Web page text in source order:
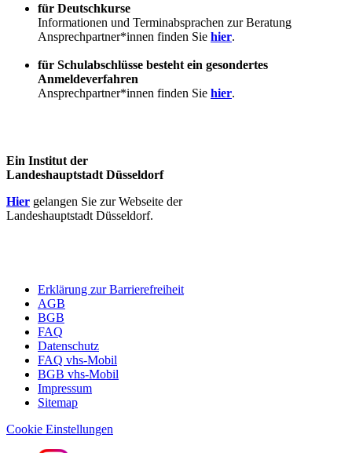
für Deutschkurse
Informationen und Terminabsprachen zur Beratung
Ansprechpartner*innen finden Sie hier.
für Schulabschlüsse besteht ein gesondertes
Anmeldeverfahren
Ansprechpartner*innen finden Sie hier.
Ein Institut der
Landeshauptstadt Düsseldorf
Hier gelangen Sie zur Webseite der
Landeshauptstadt Düsseldorf.
Erklärung zur Barrierefreiheit
AGB
BGB
FAQ
Datenschutz
FAQ vhs-Mobil
BGB vhs-Mobil
Impressum
Sitemap
Cookie Einstellungen